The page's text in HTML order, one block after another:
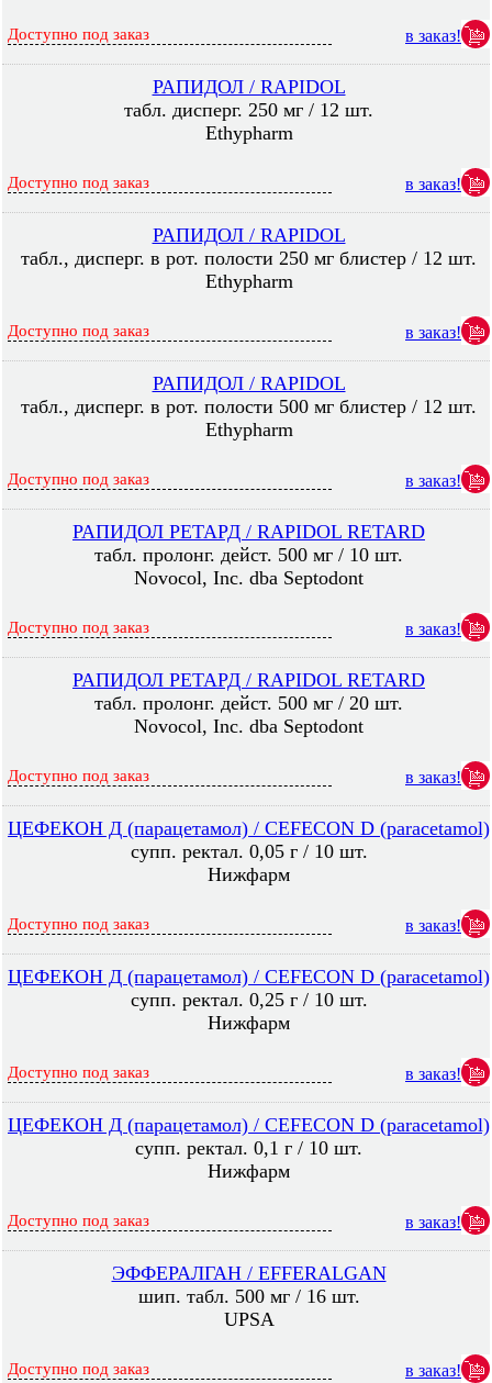
Доступно под заказ в заказ!
РАПИДОЛ / RAPIDOL
табл. дисперг. 250 мг / 12 шт.
Ethypharm
Доступно под заказ в заказ!
РАПИДОЛ / RAPIDOL
табл., дисперг. в рот. полости 250 мг блистер / 12 шт.
Ethypharm
Доступно под заказ в заказ!
РАПИДОЛ / RAPIDOL
табл., дисперг. в рот. полости 500 мг блистер / 12 шт.
Ethypharm
Доступно под заказ в заказ!
РАПИДОЛ РЕТАРД / RAPIDOL RETARD
табл. пролонг. дейст. 500 мг / 10 шт.
Novocol, Inc. dba Septodont
Доступно под заказ в заказ!
РАПИДОЛ РЕТАРД / RAPIDOL RETARD
табл. пролонг. дейст. 500 мг / 20 шт.
Novocol, Inc. dba Septodont
Доступно под заказ в заказ!
ЦЕФЕКОН Д (парацетамол) / CEFECON D (paracetamol)
супп. ректал. 0,05 г / 10 шт.
Нижфарм
Доступно под заказ в заказ!
ЦЕФЕКОН Д (парацетамол) / CEFECON D (paracetamol)
супп. ректал. 0,25 г / 10 шт.
Нижфарм
Доступно под заказ в заказ!
ЦЕФЕКОН Д (парацетамол) / CEFECON D (paracetamol)
супп. ректал. 0,1 г / 10 шт.
Нижфарм
Доступно под заказ в заказ!
ЭФФЕРАЛГАН / EFFERALGAN
шип. табл. 500 мг / 16 шт.
UPSA
Доступно под заказ в заказ!